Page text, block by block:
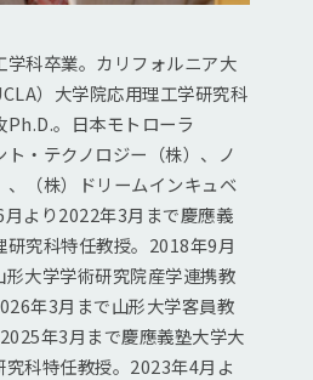
科卒業。カリフォルニア大
）大学院応用理工学研究科
Ph.D.。日本モトローラ
ト・テクノロジー（株）、ノ
、（株）ドリームインキュベ
より2022年3月まで慶應義
研究科特任教授。2018年9月
大学学術研究院産学連携教
年3月まで山形大学客員教
年3月まで慶應義塾大学大
究科特任教授。2023年4月よ